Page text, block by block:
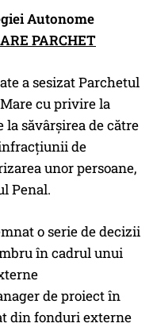
Autonome
PARCHET
a sesizat Parchetul
cu privire la
săvârșirea de către
de
unor persoane,
Penal.
o serie de decizii
în cadrul unui
de proiect în
din fonduri externe